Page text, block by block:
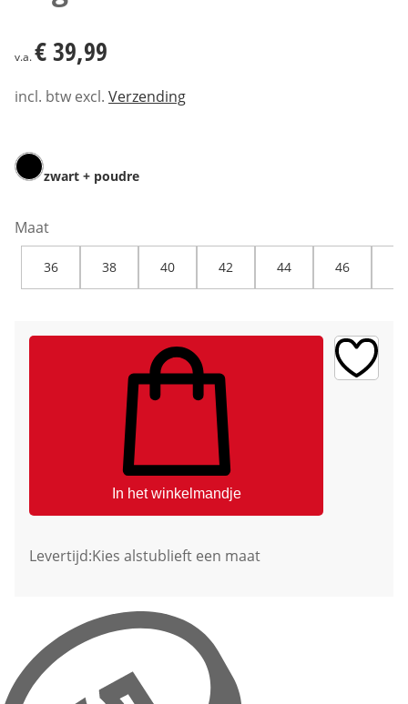
€ 39,99
v.a.€ 39,99
incl. btw excl. Verzending
zwart + poudre
Maat
36 38 40 42 44 46
In het winkelmandje
Levertijd:Kies alstublieft een maat